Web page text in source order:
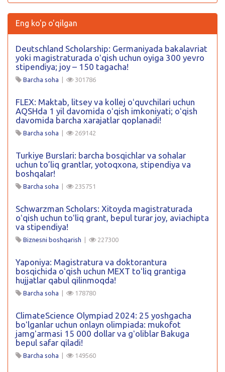
Eng ko'p o'qilgan
Deutschland Scholarship: Germaniyada bakalavriat
yoki magistraturada oʻqish uchun oyiga 300 yevro
stipendiya; joy – 150 tagacha!
Barcha soha | 301786
FLEX: Maktab, litsey va kollej oʻquvchilari uchun
AQSHda 1 yil davomida oʻqish imkoniyati; oʻqish
davomida barcha xarajatlar qoplanadi!
Barcha soha | 269142
Turkiye Burslari: barcha bosqichlar va sohalar
uchun to’liq grantlar, yotoqxona, stipendiya va
boshqalar!
Barcha soha | 235751
Schwarzman Scholars: Xitoyda magistraturada
oʻqish uchun toʻliq grant, bepul turar joy, aviachipta
va stipendiya!
Biznesni boshqarish | 227300
Yaponiya: Magistratura va doktorantura
bosqichida oʻqish uchun MEXT toʻliq grantiga
hujjatlar qabul qilinmoqda!
Barcha soha | 178780
ClimateScience Olympiad 2024: 25 yoshgacha
boʻlganlar uchun onlayn olimpiada: mukofot
jamgʻarmasi 15 000 dollar va gʻoliblar Bakuga
bepul safar qiladi!
Barcha soha | 149560